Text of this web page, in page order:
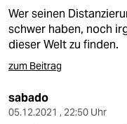
Wer seinen
schwer haben, noch
dieser Welt zu finden.
zum Beitrag
sabado
05.12.2021 , 22:50 Uhr